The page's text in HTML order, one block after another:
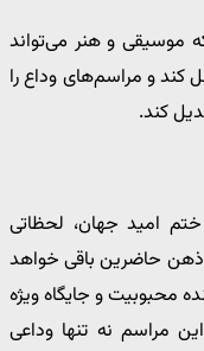
موسیقی و هنر می‌تواند
و مراسم‌های وداع را
کند.
امید جهان، لحظاتی
ذهن حاضرین باقی خواهد
محبوبیت و جایگاه ویژه
مراسم نه تنها وداعی